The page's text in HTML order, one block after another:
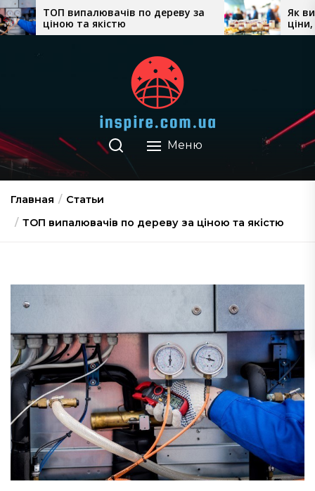
Перейти
к
по дереву за
Як вибрати кейтеринг у
ціни, формат
місце проведення
Меню
Главная
Статьи
ТОП випалювачів по дереву за ціною та якістю